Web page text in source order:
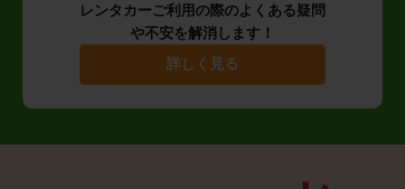
レンタカーご利用の際のよくある疑問
や不安を解消します！
詳しく見る